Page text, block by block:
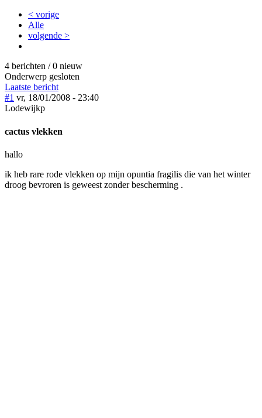
< vorige
Alle
volgende >
4 berichten / 0 nieuw
Onderwerp gesloten
Laatste bericht
#1 vr, 18/01/2008 - 23:40
Lodewijkp
cactus vlekken
hallo
ik heb rare rode vlekken op mijn opuntia fragilis die van het winter
droog bevroren is geweest zonder bescherming .